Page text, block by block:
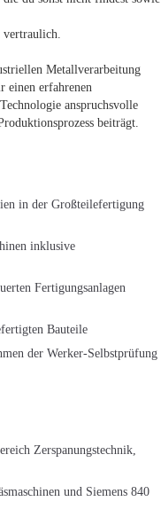
vertraulich.
Metallverarbeitung
einen erfahrenen
anspruchsvolle
beiträgt.
in der Großteilefertigung
inklusive
Fertigungsanlagen
Bauteile
der Werker-Selbstprüfung
Zerspanungstechnik,
und Siemens 840